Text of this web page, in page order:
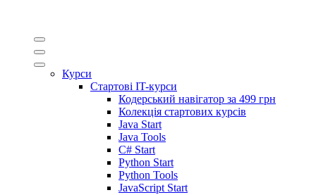
Курси
Стартові IT-курси
Кодерський навігатор за 499 грн
Колекція стартових курсів
Java Start
Java Tools
C# Start
Python Start
Python Tools
JavaScript Start